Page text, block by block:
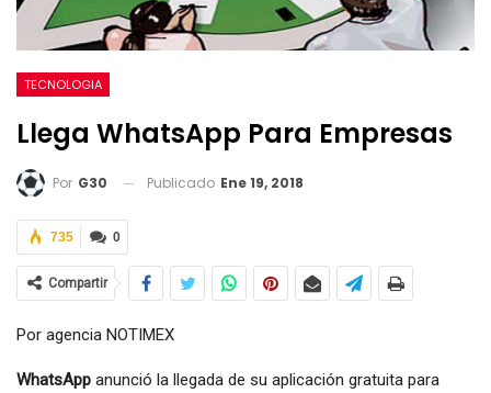
TECNOLOGIA
Llega WhatsApp Para Empresas
Por G30 Publicado Ene 19, 2018
0
735
Compartir
Por agencia NOTIMEX
WhatsApp anunció la llegada de su aplicación gratuita para